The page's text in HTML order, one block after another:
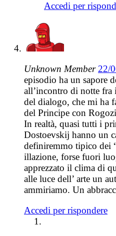
Accedi per
Unknown Member 22/
episodio ha un sapore
all’incontro di notte fra
del dialogo, che mi ha
del Principe con
In realtà, quasi tutti i
Dostoevskij hanno un
definiremmo tipico dei
illazione, forse fuori
apprezzato il clima di
alle luce dell’ arte un
ammiriamo. Un
Accedi per rispondere